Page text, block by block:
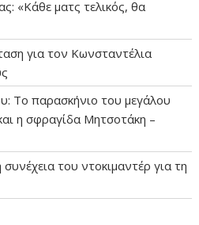
«Κάθε ματς τελικός, θα
για τον Κωνσταντέλια
Το παρασκήνιο του μεγάλου
η σφραγίδα Μητσοτάκη –
του ντοκιμαντέρ για τη